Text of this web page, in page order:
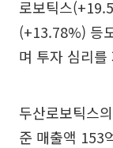
로보틱스
(+13.78%) 등
며 투자 심리
두산로보틱스
준 매출액 153